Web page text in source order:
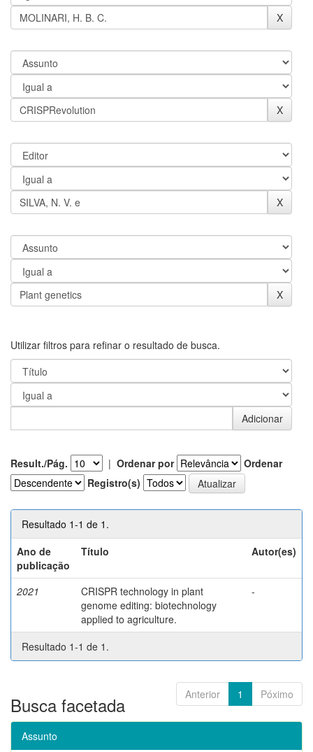
Utilizar filtros para refinar o resultado de busca.
Result./Pág. | Ordenar por
Ordenar
Registro(s)
Resultado 1-1 de 1.
Ano de
publicação
Título Autor(es)
2021
CRISPR technology in plant
genome editing: biotechnology
applied to agriculture.
-
Resultado 1-1 de 1.
Anterior 1 Póximo
Busca facetada
Assunto